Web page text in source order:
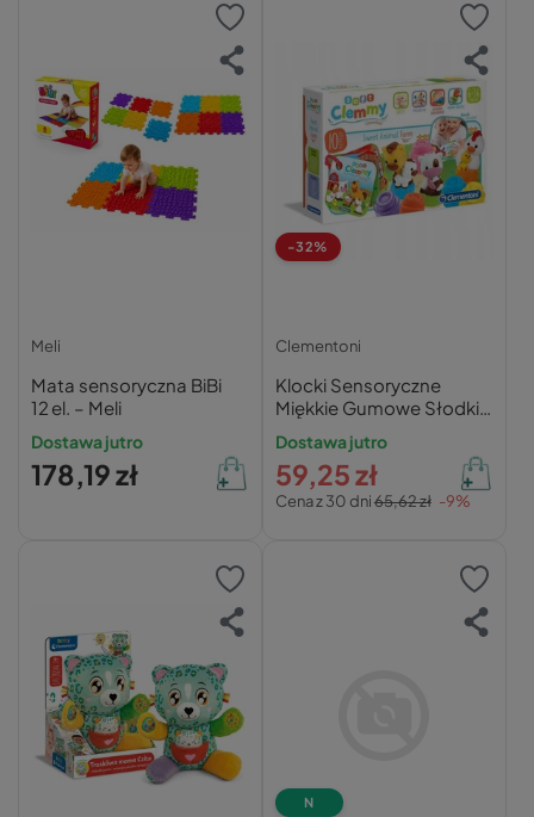
Meli
Mata sensoryczna BiBi
12 el. – Meli
Dostawa jutro
178,19 zł
-32%
Clementoni
Klocki Sensoryczne
Miękkie Gumowe Słodkie
Zwierzątka Clemmy 6M+
Clementoni
Dostawa jutro
Cena z 30 dni65,62 zł -9%
59,25 zł
N